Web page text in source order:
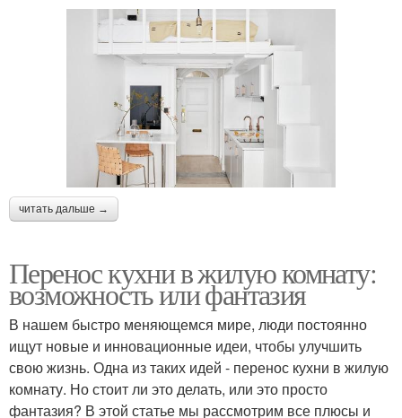
читать дальше →
Перенос кухни в жилую комнату:
возможность или фантазия
В нашем быстро меняющемся мире, люди постоянно
ищут новые и инновационные идеи, чтобы улучшить
свою жизнь. Одна из таких идей - перенос кухни в жилую
комнату. Но стоит ли это делать, или это просто
фантазия? В этой статье мы рассмотрим все плюсы и